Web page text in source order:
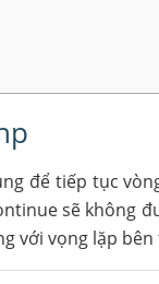
để tiếp tục
sẽ không
với vọng lặp